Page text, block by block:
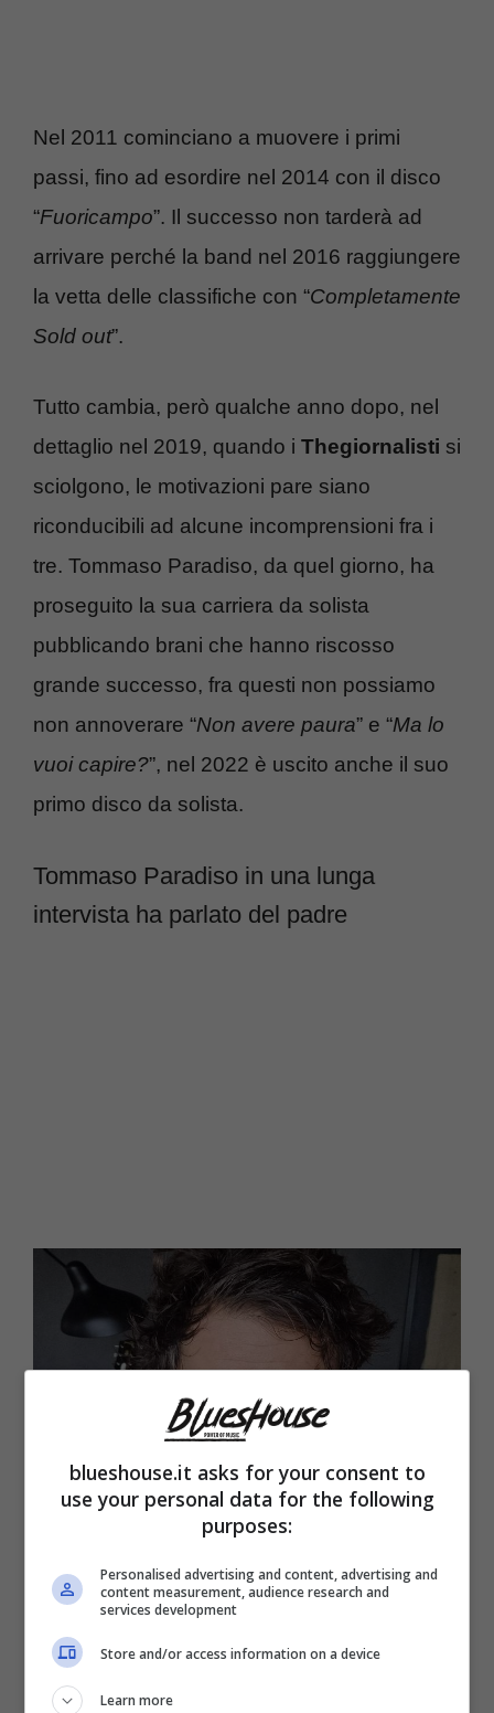
Nel 2011 cominciano a muovere i primi
passi, fino ad esordire nel 2014 con il disco
“Fuoricampo”. Il successo non tarderà ad
arrivare perché la band nel 2016 raggiungere
la vetta delle classifiche con “Completamente
Sold out”.
Tutto cambia, però qualche anno dopo, nel
dettaglio nel 2019, quando i Thegiornalisti si
sciolgono, le motivazioni pare siano
riconducibili ad alcune incomprensioni fra i
tre. Tommaso Paradiso, da quel giorno, ha
proseguito la sua carriera da solista
pubblicando brani che hanno riscosso
grande successo, fra questi non possiamo
non annoverare “Non avere paura” e “Ma lo
vuoi capire?”, nel 2022 è uscito anche il suo
primo disco da solista.
Tommaso Paradiso in una lunga
intervista ha parlato del padre
Tommaso Paradiso è cresciuto senza
quest’ultimo è andato via quando lui aveva
ancora
blueshouse.it asks for your consent to
use your personal data for the following
purposes:
Personalised advertising and content, advertising and
content measurement, audience research and
services development
Store and/or access information on a device
Learn more